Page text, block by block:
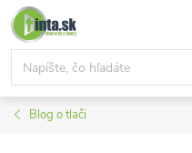
Prejsť
na
obsah
Blog o tlači